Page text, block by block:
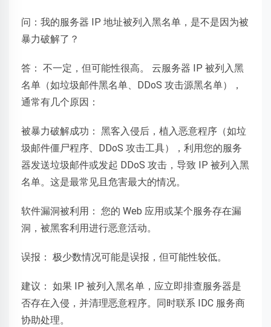
问：我的服务器 IP 地址被列入黑名单，是不是因为被
暴力破解了？
答： 不一定，但可能性很高。 云服务器 IP 被列入黑
名单（如垃圾邮件黑名单、DDoS 攻击源黑名单），
通常有几个原因：
被暴力破解成功： 黑客入侵后，植入恶意程序（如垃
圾邮件僵尸程序、DDoS 攻击工具），利用您的服务
器发送垃圾邮件或发起 DDoS 攻击，导致 IP 被列入黑
名单。这是最常见且危害最大的情况。
软件漏洞被利用： 您的 Web 应用或某个服务存在漏
洞，被黑客利用进行恶意活动。
误报： 极少数情况可能是误报，但可能性较低。
建议： 如果 IP 被列入黑名单，应立即排查服务器是
否存在入侵，并清理恶意程序。同时联系 IDC 服务商
协助处理。